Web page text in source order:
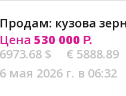
Продам: кузова
Цена 530 000 Р.
6973.68 $
€ 5888.89
6 мая 2026 г. в 06:32